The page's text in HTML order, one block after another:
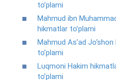
to’plami
Mahmud ibn
hikmatlar to’plami
Mahmud As’ad
to’plami
Luqmoni Hakim
to’plami